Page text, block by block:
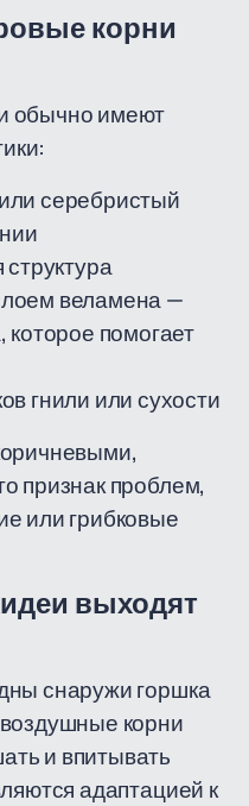
корни
обычно имеют
серебристый
веламена —
которое помогает
гнили или сухости
признак проблем,
или грибковые
выходят
снаружи горшка
корни
и впитывать
адаптацией к